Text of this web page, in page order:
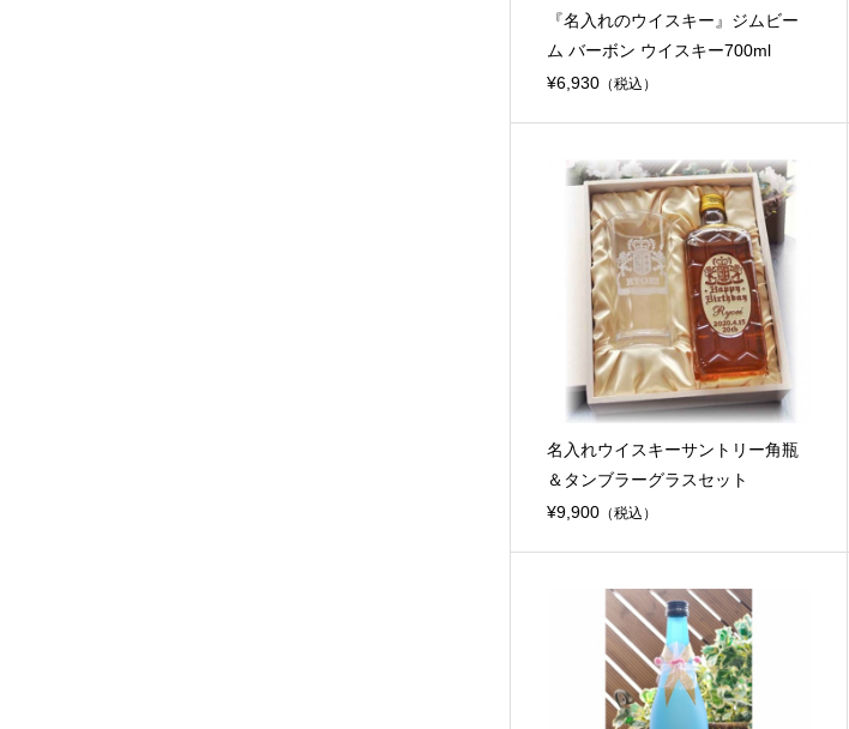
『名入れのウイスキー』ジムビー
ム バーボン ウイスキー700ml
¥6,930（税込）
名入れウイスキーサントリー角瓶
＆タンブラーグラスセット
¥9,900（税込）